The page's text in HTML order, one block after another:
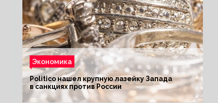
Экономика
Politico нашел крупную лазейку Запада
в санкциях против России